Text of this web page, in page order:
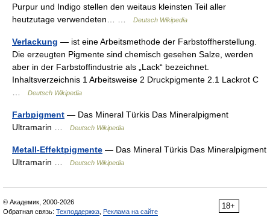
Purpur und Indigo stellen den weitaus kleinsten Teil aller
heutzutage verwendeten… …
Deutsch Wikipedia
Verlackung — ist eine Arbeitsmethode der Farbstoffherstellung.
Die erzeugten Pigmente sind chemisch gesehen Salze, werden
aber in der Farbstoffindustrie als „Lack“ bezeichnet.
Inhaltsverzeichnis 1 Arbeitsweise 2 Druckpigmente 2.1 Lackrot C
Deutsch Wikipedia
Farbpigment — Das Mineral Türkis Das Mineralpigment
Ultramarin …
Deutsch Wikipedia
Metall-Effektpigmente — Das Mineral Türkis Das Mineralpigment
Ultramarin …
Deutsch Wikipedia
18+
© Академик, 2000-2026
Обратная связь: Техподдержка Реклама на сайте